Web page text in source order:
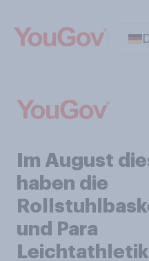
Im August
haben die
und Para